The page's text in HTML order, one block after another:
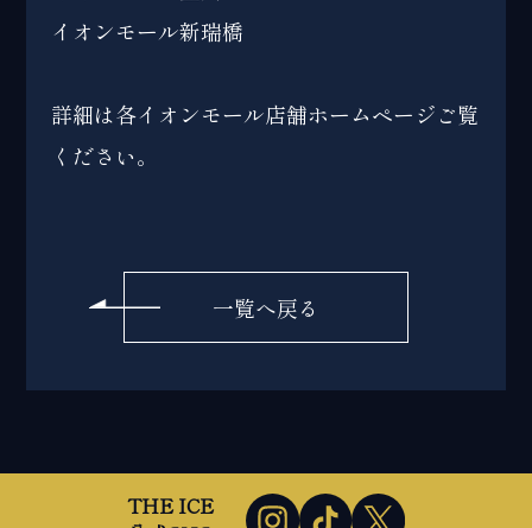
イオンモール新瑞橋
詳細は各イオンモール店舗ホームページご覧
ください。
一覧へ戻る
THE ICE